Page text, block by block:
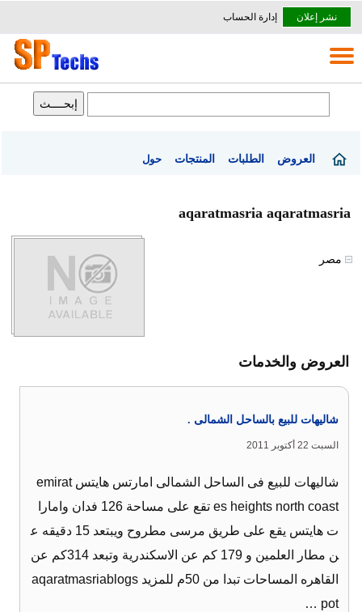
نشر إعلان إدارة الحساب
العروض الطلبات المنتجات حول
aqaratmasria aqaratmasria
مصر
العروض والخدمات
شاليهات للبيع بالساحل الشمالى .
السبت 22 أكتوبر 2011
شاليهات للبيع فى الساحل الشمالى امارتس هايتس emirat
es heights north coast تقع على مساحة 126 فدان وامارا
ت هايتس يقع على طريق مرسى مطروح ويبتعد 15 دقيقه ع
ن مطار العلمين و 179 كم عن الاسكندرية وتبعد 314كم عن
القاهره المساحات تبدا من 50م للمزيد aqaratmasriablogs
pot …